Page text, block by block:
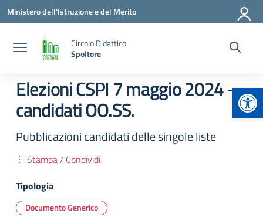
Vai ai contenuti
Vai al menu di navigazione
Vai al footer
Ministero dell'Istruzione e del Merito
Circolo Didattico
Spoltore
Elezioni CSPI 7 maggio 2024 –
candidati OO.SS.
Pubblicazioni candidati delle singole liste
Stampa / Condividi
Tipologia
Documento Generico